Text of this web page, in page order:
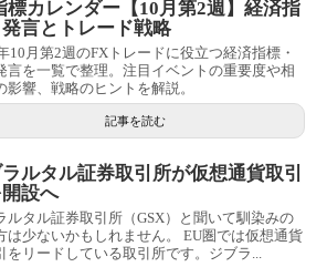
標カレンダー【10月第2週】経済指
言とトレード戦略
10月第2週のFXトレードに役立つ経済指標・
言を一覧で整理。注目イベントの重要度や相
影響、戦略のヒントを解説。
記事を読む
ルタル証券取引所が仮想通貨取引
設へ
ルタル証券取引所（GSX）と聞いて馴染みの
は少ないかもしれません。 EU圏では仮想通貨
をリードしている取引所です。ジブラ...